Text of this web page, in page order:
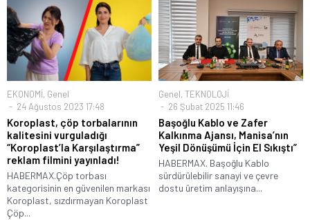
EKONOMİ, Genel
24 Ağustos 2023 17:48
Koroplast, çöp torbalarının
kalitesini vurguladığı
“Koroplast’la Karşılaştırma”
reklam filmini yayınladı!
HABERMAX.Çöp torbası
kategorisinin en güvenilen markası
Koroplast, sızdırmayan Koroplast
Çöp...
Genel, TEKNOLOJİ
26 Şubat 2025 11:46
Başoğlu Kablo ve Zafer
Kalkınma Ajansı, Manisa’nın
Yeşil Dönüşümü İçin El Sıkıştı”
HABERMAX. Başoğlu Kablo
sürdürülebilir sanayi ve çevre
dostu üretim anlayışına...